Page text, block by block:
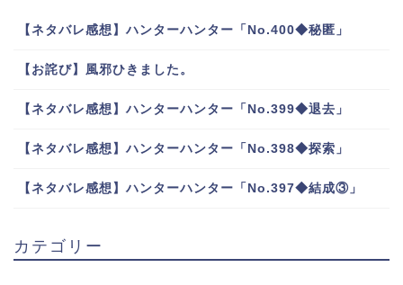
【ネタバレ感想】ハンターハンター「No.400◆秘匿」
【お詫び】風邪ひきました。
【ネタバレ感想】ハンターハンター「No.399◆退去」
【ネタバレ感想】ハンターハンター「No.398◆探索」
【ネタバレ感想】ハンターハンター「No.397◆結成③」
カテゴリー